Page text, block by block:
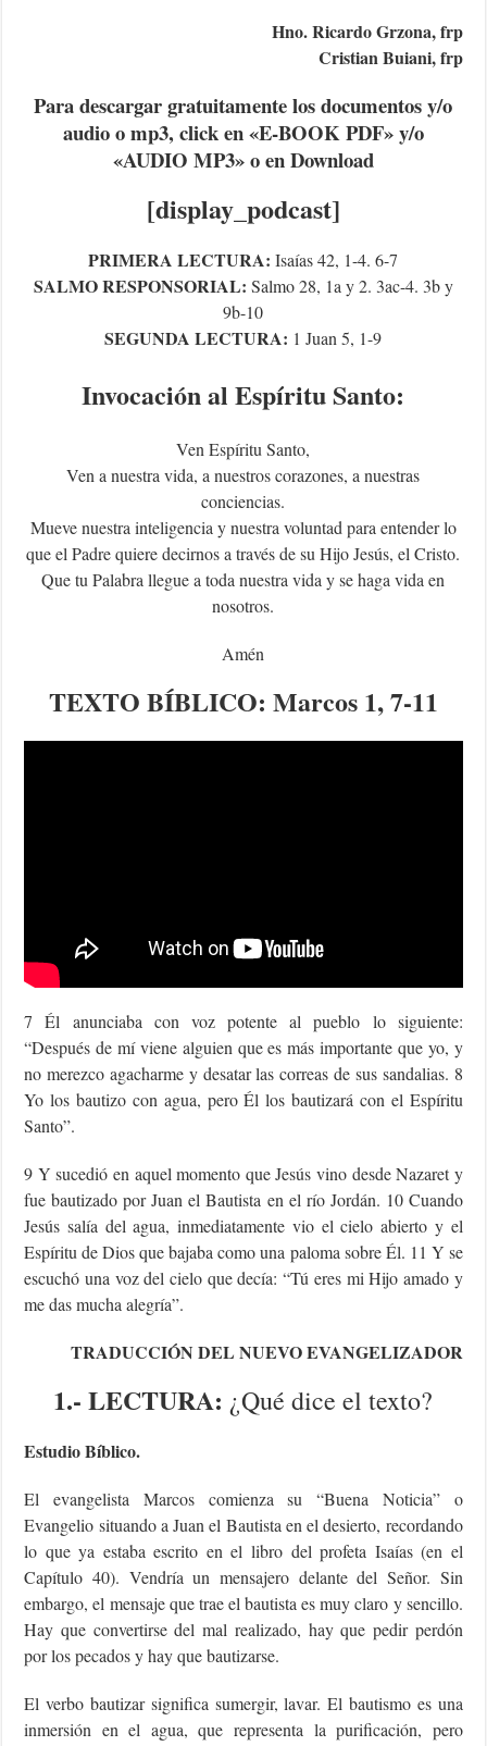
Hno. Ricardo Grzona, frp
Cristian Buiani, frp
Para descargar gratuitamente los documentos y/o
audio o mp3, click en «E-BOOK PDF» y/o
«AUDIO MP3» o en Download
[display_podcast]
PRIMERA LECTURA:Isaías 42, 1-4. 6-7
SALMO RESPONSORIAL: Salmo 28, 1a y 2. 3ac-4. 3b y
9b-10
SEGUNDA LECTURA: 1 Juan 5, 1-9
Invocación al Espíritu Santo:
Ven Espíritu Santo,
Ven a nuestra vida, a nuestros corazones, a nuestras
conciencias.
Mueve nuestra inteligencia y nuestra voluntad para entender lo
que el Padre quiere decirnos a través de su Hijo Jesús, el Cristo.
Que tu Palabra llegue a toda nuestra vida y se haga vida en
nosotros.
Amén
TEXTO BÍBLICO: Marcos 1, 7-11
7 Él anunciaba con voz potente al pueblo lo siguiente:
“Después de mí viene alguien que es más importante que yo, y
no merezco agacharme y desatar las correas de sus sandalias. 8
Yo los bautizo con agua, pero Él los bautizará con el Espíritu
Santo”.
9 Y sucedió en aquel momento que Jesús vino desde Nazaret y
fue bautizado por Juan el Bautista en el río Jordán. 10 Cuando
Jesús salía del agua, inmediatamente vio el cielo abierto y el
Espíritu de Dios que bajaba como una paloma sobre Él. 11 Y se
escuchó una voz del cielo que decía: “Tú eres mi Hijo amado y
me das mucha alegría”.
TRADUCCIÓN DEL NUEVO EVANGELIZADOR
1.- LECTURA: ¿Qué dice el texto?
Estudio Bíblico.
El evangelista Marcos comienza su “Buena Noticia” o
Evangelio situando a Juan el Bautista en el desierto, recordando
lo que ya estaba escrito en el libro del profeta Isaías (en el
Capítulo 40). Vendría un mensajero delante del Señor. Sin
embargo, el mensaje que trae el bautista es muy claro y sencillo.
Hay que convertirse del mal realizado, hay que pedir perdón
por los pecados y hay que bautizarse.
El verbo bautizar significa sumergir, lavar. El bautismo es una
inmersión en el agua, que representa la purificación, pero